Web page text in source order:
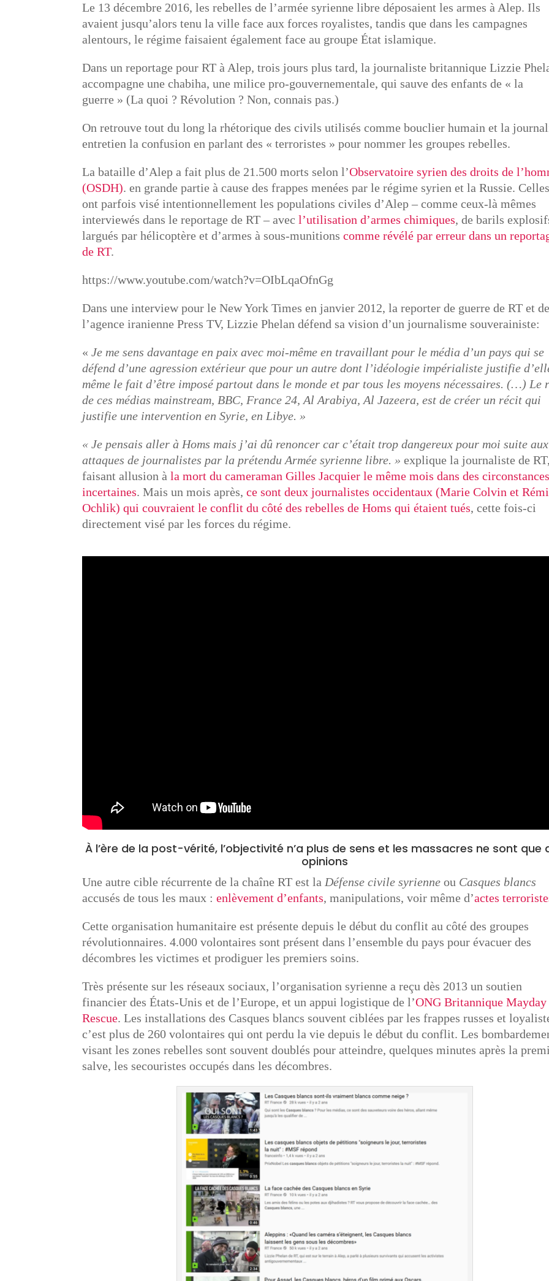
Le 13 décembre 2016, les rebelles de l’armée syrienne libre déposaient les armes à Alep. Ils
avaient jusqu’alors tenu la ville face aux forces royalistes, tandis que dans les campagnes
alentours, le régime faisaient également face au groupe État islamique.
Dans un reportage pour RT à Alep, trois jours plus tard, la journaliste britannique Lizzie
accompagne une chabiha, une milice pro-gouvernementale, qui sauve des enfants de « la
guerre » (La quoi ? Révolution ? Non, connais pas.)
On retrouve tout du long la rhétorique des civils utilisés comme bouclier humain et la
entretien la confusion en parlant des « terroristes » pour nommer les groupes rebelles.
La bataille d’Alep a fait plus de 21.500 morts selon l’Observatoire syrien des droits de
(OSDH). en grande partie à cause des frappes menées par le régime syrien et la Russie.
ont parfois visé intentionnellement les populations civiles d’Alep – comme ceux-là mêmes
interviewés dans le reportage de RT – avecl’utilisation d’armes chimiques, de barils
largués par hélicoptère et d’armes à sous-munitionscomme révélé par erreur dans un
de RT.
https://www.youtube.com/watch?v=OIbLqaOfnGg
Dans une interview pour le New York Times en janvier 2012, la reporter de guerre de RT et de
l’agence iranienne Press TV, Lizzie Phelan défend sa vision d’un journalisme souverainiste:
«Je me sens davantage en paix avec moi-même en travaillant pour le média d’un pays qui se
défend d’une agression extérieur que pour un autre dont l’idéologie impérialiste justifie
même le fait d’être imposé partout dans le monde et par tous les moyens nécessaires. (…) Le
de ces médias mainstream, BBC, France 24, Al Arabiya, Al Jazeera, est de créer un récit qui
justifie une intervention en Syrie, en Libye. »
« Je pensais aller à Homs mais j’ai dû renoncer car c’était trop dangereux pour moi suite aux
attaques de journalistes par la prétendu Armée syrienne libre. » explique la journaliste de RT,
faisant allusion àla mort du cameraman Gilles Jacquier le même mois dans des circonstances
incertaines. Mais un mois après,ce sont deux journalistes occidentaux (Marie Colvin et Rémi
Ochlik) qui couvraient le conflit du côté des rebelles de Homs qui étaient tués, cette fois-ci
directement visé par les forces du régime.
À l’ère de la post-vérité, l’objectivité n’a plus de sens et les massacres ne sont que
opinions
Une autre cible récurrente de la chaîne RT est la Défense civile syrienne ou Casques blancs
accusés de tous les maux :enlèvement d’enfants, manipulations, voir même d’actes
Cette organisation humanitaire est présente depuis le début du conflit au côté des groupes
révolutionnaires. 4.000 volontaires sont présent dans l’ensemble du pays pour évacuer des
décombres les victimes et prodiguer les premiers soins.
Très présente sur les réseaux sociaux, l’organisation syrienne a reçu dès 2013 un soutien
financier des États-Unis et de l’Europe, et un appui logistique de l’ONG Britannique Mayday
Rescue. Les installations des Casques blancs souvent ciblées par les frappes russes et
c’est plus de 260 volontaires qui ont perdu la vie depuis le début du conflit. Les
visant les zones rebelles sont souvent doublés pour atteindre, quelques minutes après la
salve, les secouristes occupés dans les décombres.